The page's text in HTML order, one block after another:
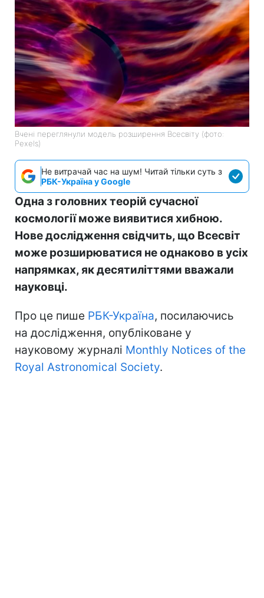
Вчені переглянули модель розширення Всесвіту (фото:
Pexels)
Не витрачай час на шум! Читай тільки суть з
РБК-Україна у Google
Одна з головних теорій сучасної
космології може виявитися хибною.
Нове дослідження свідчить, що Всесвіт
може розширюватися не однаково в усіх
напрямках, як десятиліттями вважали
науковці.
Про це пише РБК-Україна, посилаючись
на дослідження, опубліковане у
науковому журналі Monthly Notices of the
Royal Astronomical Society.